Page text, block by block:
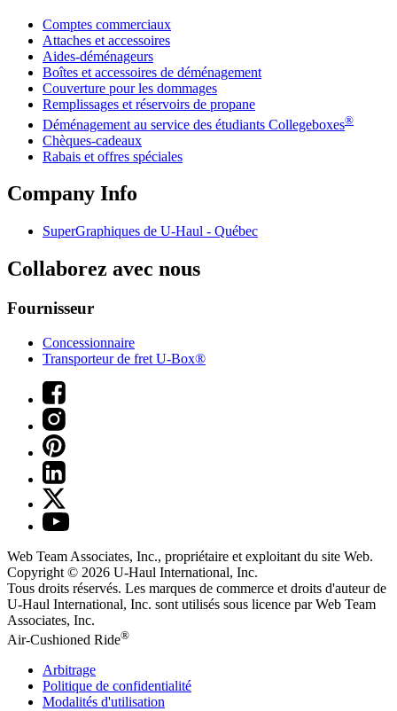
Comptes commerciaux
Attaches et accessoires
Aides-déménageurs
Boîtes et accessoires de déménagement
Couverture pour les dommages
Remplissages et réservoirs de propane
Déménagement au service des étudiants Collegeboxes®
Chèques-cadeaux
Rabais et offres spéciales
Company Info
SuperGraphiques de U-Haul - Québec
Collaborez avec nous
Fournisseur
Concessionnaire
Transporteur de fret U-Box®
Web Team Associates, Inc., propriétaire et exploitant du site Web.
Copyright © 2026 U-Haul International, Inc.
Tous droits réservés. Les marques de commerce et droits d'auteur de
U-Haul International, Inc. sont utilisés sous licence par Web Team
Associates, Inc.
Air-Cushioned Ride®
Arbitrage
Politique de confidentialité
Modalités d'utilisation